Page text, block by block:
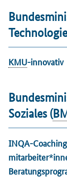
KMU-innovativ
Soziales (
INQA-Coaching